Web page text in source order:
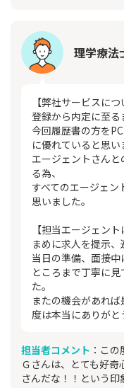
理学療法
【弊社サービスにつ
登録から内定に至る
今回履歴書の方を
に優れていると思い
エージェントさん
る為、
すべてのエージェン
思いました。
【担当エージェント
まめに求人を提示
当日の準備、面接
ところまで丁寧に
た。
またの機会があれ
度は本当にありがと
担当者コメント ：こ
Ｇさんは、とても好
さんだな！！という印